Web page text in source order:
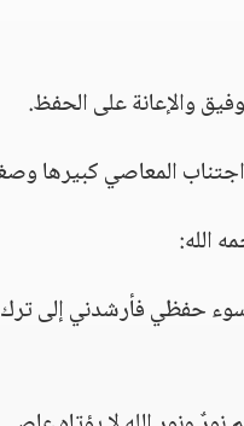
الله:
حفظي فأرشدني إلى ترك